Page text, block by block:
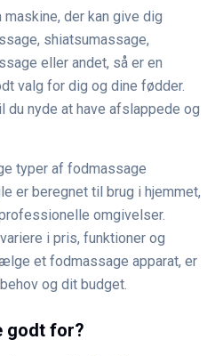
der kan give dig
shiatsumassage,
eller andet, så er en
valg for dig og dine fødder.
nyde at have afslappede og
typer af fodmassage
er beregnet til brug i hjemmet,
omgivelser.
i pris, funktioner og
et fodmassage apparat, er
og dit budget.
godt for?